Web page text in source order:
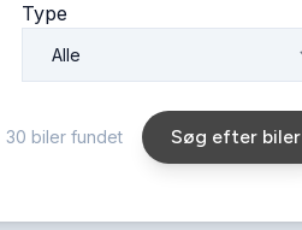
Type
30 biler fundet Søg efter biler